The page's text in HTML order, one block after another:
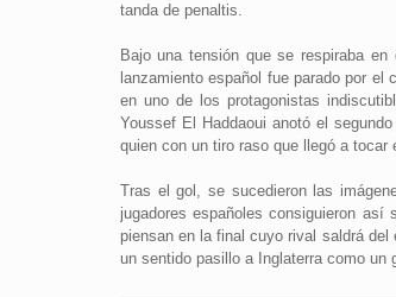
tanda de penaltis.
Bajo una tensión que se respiraba
lanzamiento español fue parado por el
en uno de los protagonistas
Youssef El Haddaoui anotó el
quien con un tiro raso que llegó a tocar
Tras el gol, se sucedieron las
jugadores españoles consiguieron
piensan en la final cuyo rival saldrá
un sentido pasillo a Inglaterra como un